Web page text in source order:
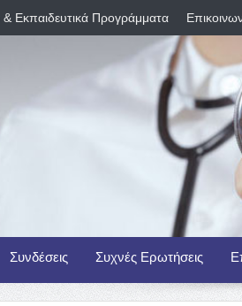
Εκπαιδευτικά Προγράμματα
Συνδέσεις Συχνές Ερωτήσεις